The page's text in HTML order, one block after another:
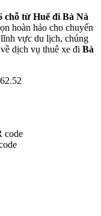
chỗ từ Huế đi Bà Nà
hoàn hảo cho chuyến
vực du lịch, chúng
dịch vụ thuê xe đi Bà